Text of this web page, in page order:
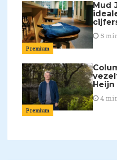
Premium
Mud
5
Premium
Heijn
4